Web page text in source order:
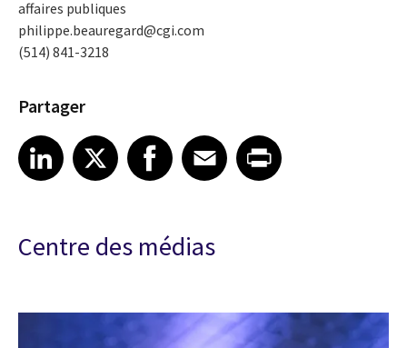
affaires publiques
philippe.beauregard@cgi.com
(514) 841-3218
Partager
Share article on LinkedIn
LinkedIn
Share article on XShare article on Facebook
Facebook
Share article on Email
EmailShare article on Print
Centre des médias